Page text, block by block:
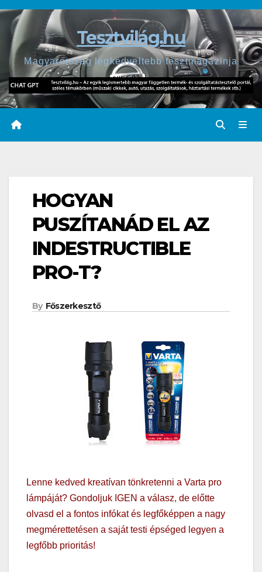
Skip
content
Tesztvilág.hu
Magyarország legkedveltebb tesztmagazinja
HOGYAN
PUSZÍTANÁD EL AZ
INDESTRUCTIBLE
PRO-T?
By Főszerkesztő
Lenne kedved kreatívan tönkretenni a Varta pro
lámpáját? Gondoljuk IGEN a válasz, de előtte
olvasd el a fontos infókat és legfőképpen a nagy
megmérettetésen a saját testi épséged legyen a
legfőbb prioritás!